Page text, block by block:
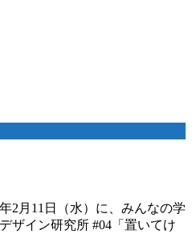
2月11日（水）に、みんなの学
ザイン研究所 #04「置いてけ